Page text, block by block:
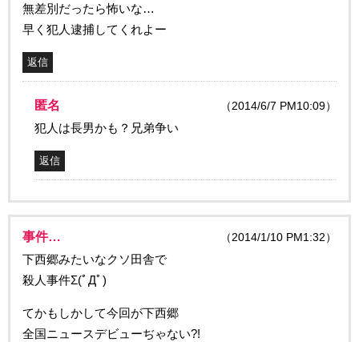
無差別だったら怖いな…
早く犯人逮捕してくれよー
返信
匿名 （2014/6/7 PM10:09）
犯人は長男かも？兄弟争い
返信
事件… （2014/1/10 PM1:32）
下西郷みたいなクソ田舎で
殺人事件Σ(ﾟДﾟ)
てかもしかして今回が下西郷
全国ニュースデビューぢゃない?!